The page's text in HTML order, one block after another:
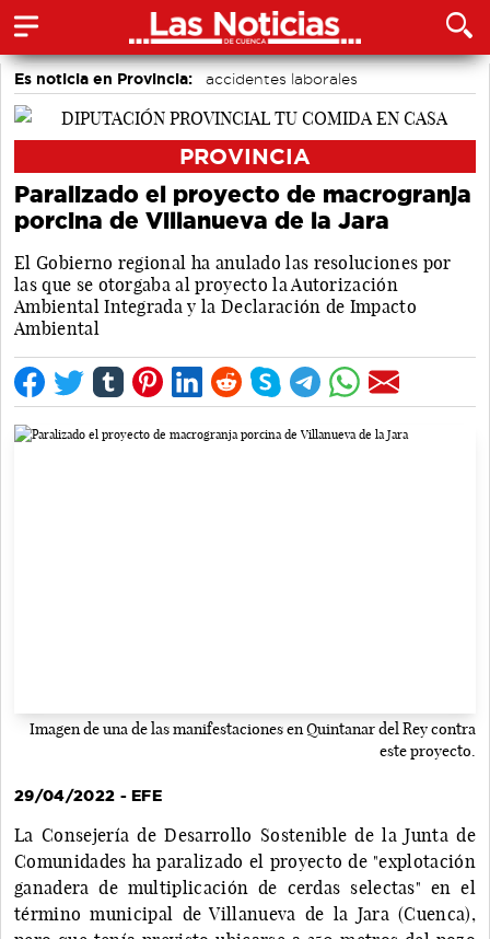
Es noticia en Provincia:
accidentes laborales
Medio Ambiente
PROVINCIA
Paralizado el proyecto de macrogranja
porcina de Villanueva de la Jara
El Gobierno regional ha anulado las resoluciones por
las que se otorgaba al proyecto la Autorización
Ambiental Integrada y la Declaración de Impacto
Ambiental
Imagen de una de las manifestaciones en Quintanar del Rey contra
este proyecto.
29/04/2022 - EFE
La Consejería de Desarrollo Sostenible de la Junta de
Comunidades ha paralizado el proyecto de "explotación
ganadera de multiplicación de cerdas selectas" en el
término municipal de Villanueva de la Jara (Cuenca),